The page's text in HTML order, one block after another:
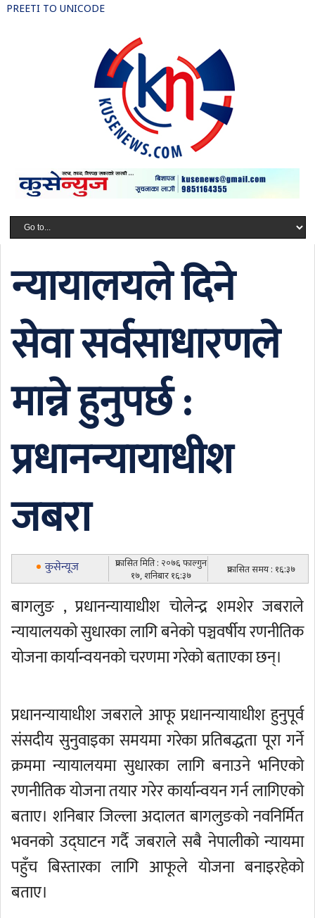
PREETI TO UNICODE
न्यायालयले दिने
सेवा सर्वसाधारणले
मान्ने हुनुपर्छ :
प्रधानन्यायाधीश
जबरा
कुसेन्यूज
प्रकासित मिति : २०७६ फाल्गुन
१७, शनिबार १६:३७
प्रकासित समय : १६:३७
बागलुङ , प्रधानन्यायाधीश चोलेन्द्र शमशेर जबराले
न्यायालयको सुधारका लागि बनेको पञ्चवर्षीय रणनीतिक
योजना कार्यान्वयनको चरणमा गरेको बताएका छन्।
प्रधानन्यायाधीश जबराले आफू प्रधानन्यायाधीश हुनुपूर्व
संसदीय सुनुवाइका समयमा गरेका प्रतिबद्धता पूरा गर्ने
क्रममा न्यायालयमा सुधारका लागि बनाउने भनिएको
रणनीतिक योजना तयार गरेर कार्यान्वयन गर्न लागिएको
बताए। शनिबार जिल्ला अदालत बागलुङको नवनिर्मित
भवनको उद्घाटन गर्दै जबराले सबै नेपालीको न्यायमा
पहुँच बिस्तारका लागि आफूले योजना बनाइरहेको
बताए।